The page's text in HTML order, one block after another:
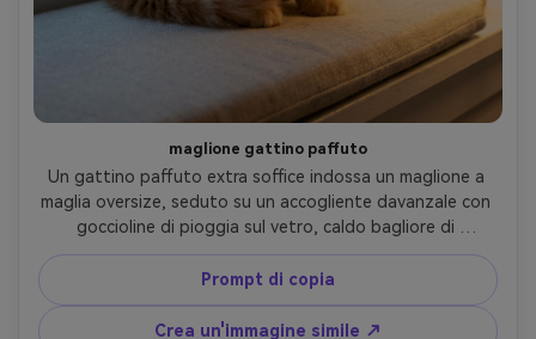
maglione gattino paffuto
Un gattino paffuto extra soffice indossa un maglione a
maglia oversize, seduto su un accogliente davanzale con
goccioline di pioggia sul vetro, caldo bagliore di
tungsteno interno mescolato con fresca luce diurna
piovosa, profondità di campo bassa bokeh luci della città
all'esterno, scattato su Sony A7IV con 50mm f/1.4,
inquadratura ravvicinata, grumi di pelliccia fotorealistici,
Prompt di copia
Crea un'immagine simile ↗